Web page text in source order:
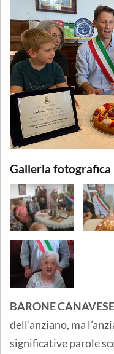
Galleria fotografica
BARONE
dell’anziano, ma
significative parole